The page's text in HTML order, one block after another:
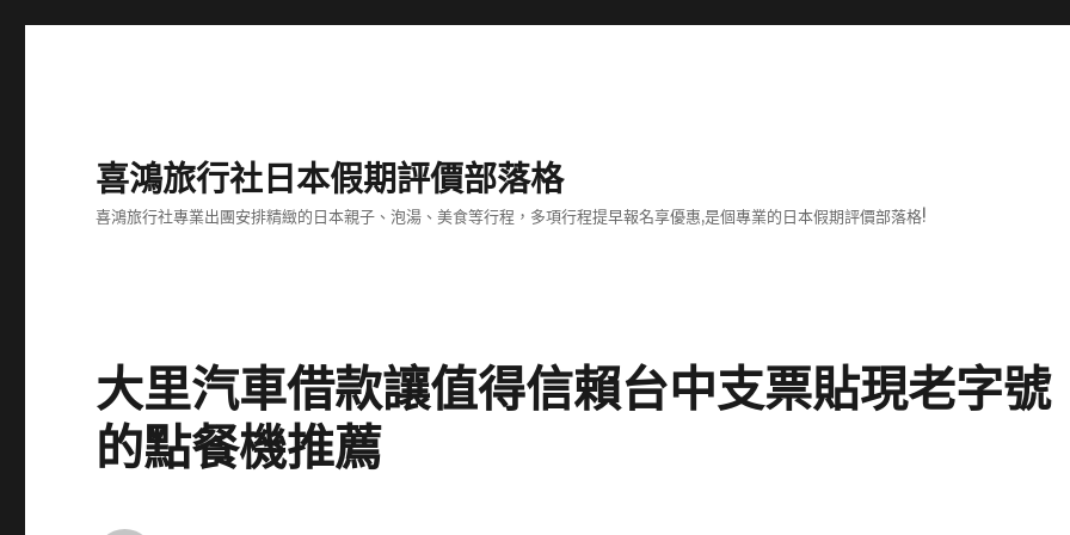
喜鴻旅行社日本假期評價部落格
喜鴻旅行社專業出團安排精緻的日本親子、泡湯、美食等行程，多項行程提早報名享優惠,是個專業的日本假期評價部落格!
大里汽車借款讓值得信賴台中支票貼現老字號
的點餐機推薦